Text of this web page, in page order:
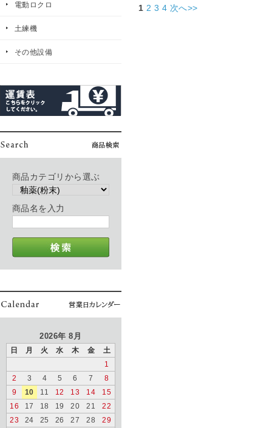
電動ロクロ
土練機
その他設備
商品カテゴリから選ぶ
商品名を入力
2026年 8月
日 月 火 水 木 金
土
1
2
3 4 5 6 7
8
9
10 11 12 13 14
15
16
17 18 19 20 21
22
23
24 25 26 27 28
29
1 2 3 4 次へ>>